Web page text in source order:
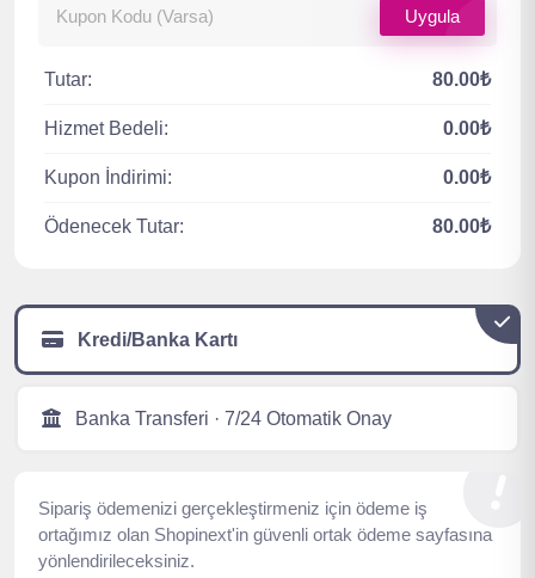
Uygula
Tutar: 80.00₺
Hizmet Bedeli: 0.00₺
Kupon İndirimi: 0.00₺
Ödenecek Tutar: 80.00₺
Kredi/Banka Kartı
Banka Transferi · 7/24 Otomatik Onay
Sipariş ödemenizi gerçekleştirmeniz için ödeme iş
ortağımız olan Shopinext'in güvenli ortak ödeme sayfasına
yönlendirileceksiniz.